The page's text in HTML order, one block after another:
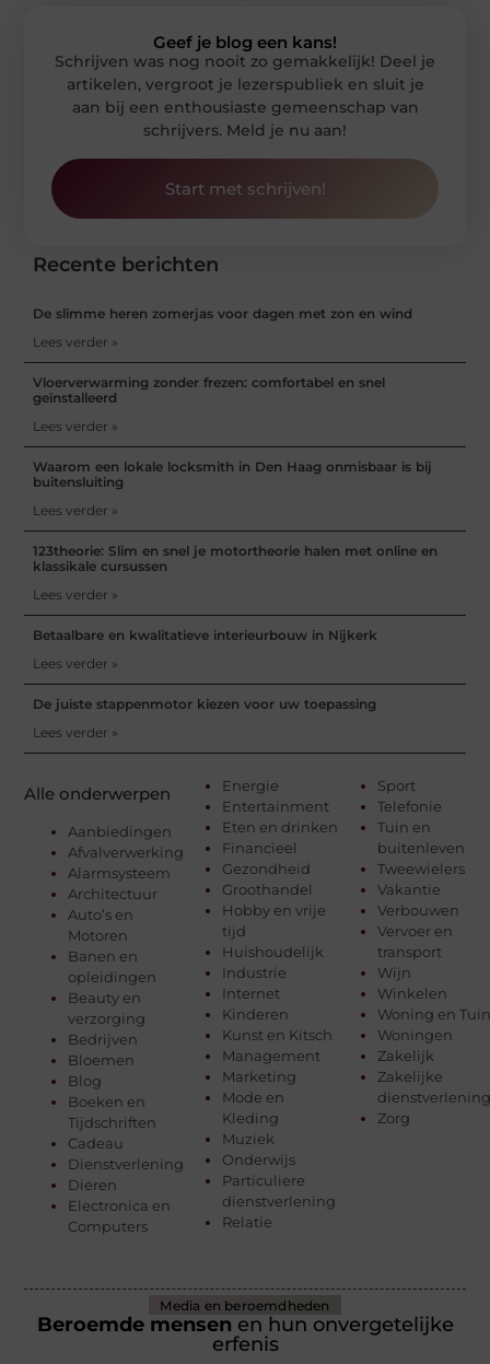
Alle onderwerpen
Aanbiedingen
Afvalverwerking
Alarmsysteem
Architectuur
Auto’s en
Motoren
Banen en
opleidingen
Beauty en
verzorging
Bedrijven
Bloemen
Blog
Boeken en
Tijdschriften
Cadeau
Dienstverlening
Dieren
Electronica en
Computers
Energie
Entertainment
Eten en drinken
Financieel
Gezondheid
Groothandel
Hobby en vrije
tijd
Huishoudelijk
Industrie
Internet
Kinderen
Kunst en Kitsch
Management
Marketing
Mode en
Kleding
Muziek
Onderwijs
Particuliere
dienstverlening
Relatie
Sport
Telefonie
Tuin en
buitenleven
Tweewielers
Vakantie
Verbouwen
Vervoer en
transport
Wijn
Winkelen
Woning en Tuin
Woningen
Zakelijk
Zakelijke
dienstverlening
Zorg
Recente berichten
De slimme heren zomerjas voor dagen met zon en wind
Lees verder »
Vloerverwarming zonder frezen: comfortabel en snel
geïnstalleerd
Lees verder »
Waarom een lokale locksmith in Den Haag onmisbaar is bij
buitensluiting
Lees verder »
123theorie: Slim en snel je motortheorie halen met online en
klassikale cursussen
Lees verder »
Betaalbare en kwalitatieve interieurbouw in Nijkerk
Lees verder »
De juiste stappenmotor kiezen voor uw toepassing
Lees verder »
Geef je blog een kans!
Schrijven was nog nooit zo gemakkelijk! Deel je
artikelen, vergroot je lezerspubliek en sluit je
aan bij een enthousiaste gemeenschap van
schrijvers. Meld je nu aan!
Start met schrijven!
Media en beroemdheden
Beroemde mensen en hun onvergetelijke
erfenis